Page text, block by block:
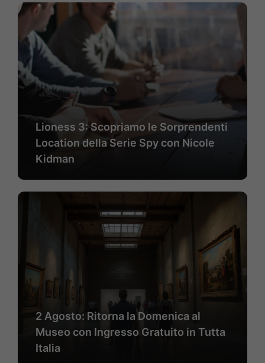
Lioness 3: Scopriamo le Sorprendenti
Location della Serie Spy con Nicole
Kidman
2 Agosto: Ritorna la Domenica al
Museo con Ingresso Gratuito in Tutta
Italia